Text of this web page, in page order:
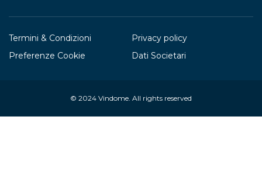
Termini & Condizioni
Privacy policy
Preferenze Cookie
Dati Societari
© 2024 Vindome. All rights reserved